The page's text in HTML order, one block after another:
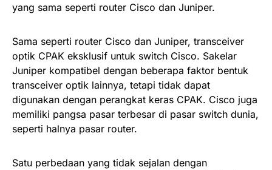
yang sama seperti router Cisco dan Juniper.
Sama seperti router Cisco dan Juniper, transceiver
optik CPAK eksklusif untuk switch Cisco. Sakelar
Juniper kompatibel dengan beberapa faktor bentuk
transceiver optik lainnya, tetapi tidak dapat
digunakan dengan perangkat keras CPAK. Cisco juga
memiliki pangsa pasar terbesar di pasar switch dunia,
seperti halnya pasar router.
Satu perbedaan yang tidak sejalan dengan